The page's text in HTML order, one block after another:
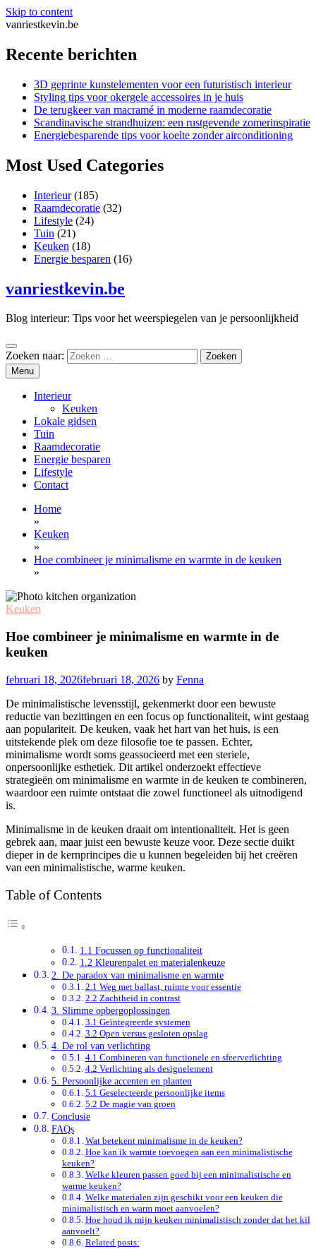
Skip to content
vanriestkevin.be
Recente berichten
3D geprinte kunstelementen voor een futuristisch interieur
Styling tips voor okergele accessoires in je huis
De terugkeer van macramé in moderne raamdecoratie
Scandinavische strandhuizen: een rustgevende zomerinspiratie
Energiebesparende tips voor koelte zonder airconditioning
Most Used Categories
Interieur(185)
Raamdecoratie (32)
Lifestyle (24)
Tuin (21)
Keuken (18)
Energie besparen (16)
vanriestkevin.be
Blog interieur: Tips voor het weerspiegelen van je persoonlijkheid
Zoeken naar:
Menu
Interieur
Keuken
Lokale gidsen
Tuin
Raamdecoratie
Energie besparen
Lifestyle
Contact
Home
»
Keuken
»
Hoe combineer je minimalisme en warmte in de keuken
»
Keuken
Hoe combineer je minimalisme en warmte in de
keuken
februari 18, 2026februari 18, 2026 by Fenna
De minimalistische levensstijl, gekenmerkt door een bewuste
reductie van bezittingen en een focus op functionaliteit, wint gestaag
aan populariteit. De keuken, vaak het hart van het huis, is een
uitstekende plek om deze filosofie toe te passen. Echter,
minimalisme wordt soms geassocieerd met een steriele,
onpersoonlijke esthetiek. Dit artikel onderzoekt effectieve
strategieën om minimalisme en warmte in de keuken te combineren,
waardoor een ruimte ontstaat die zowel functioneel als uitnodigend
is.
Minimalisme in de keuken draait om intentionaliteit. Het is geen
gebrek aan, maar juist een bewuste keuze voor. Deze sectie duikt
dieper in de kernprincipes die u kunnen begeleiden bij het creëren
van een minimalistische, warme keuken.
Table of Contents
1.1 Focussen op functionaliteit
1.2 Kleurenpalet en materialenkeuze
2. De paradox van minimalisme en warmte
2.1 Weg met ballast, ruimte voor essentie
2.2 Zachtheid in contrast
3. Slimme opbergoplossingen
3.1 Geïntegreerde systemen
3.2 Open versus gesloten opslag
4. De rol van verlichting
4.1 Combineren van functionele en sfeerverlichting
4.2 Verlichting als designelement
5. Persoonlijke accenten en planten
5.1 Geselecteerde persoonlijke items
5.2 De magie van groen
Conclusie
FAQs
Wat betekent minimalisme in de keuken?
Hoe kan ik warmte toevoegen aan een minimalistische
keuken?
Welke kleuren passen goed bij een minimalistische en
warme keuken?
Welke materialen zijn geschikt voor een keuken die
minimalistisch en warm moet aanvoelen?
Hoe houd ik mijn keuken minimalistisch zonder dat het kil
aanvoelt?
Related posts: